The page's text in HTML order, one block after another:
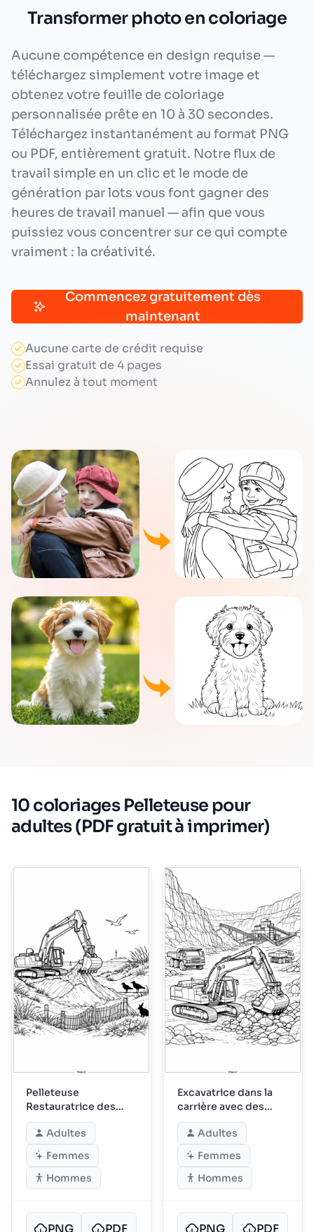
Transformer photo en coloriage
Aucune compétence en design requise —
téléchargez simplement votre image et
obtenez votre feuille de coloriage
personnalisée prête en 10 à 30 secondes.
Téléchargez instantanément au format PNG
ou PDF, entièrement gratuit. Notre flux de
travail simple en un clic et le mode de
génération par lots vous font gagner des
heures de travail manuel — afin que vous
puissiez vous concentrer sur ce qui compte
vraiment : la créativité.
Commencez gratuitement dès
maintenant
Aucune carte de crédit requise
Essai gratuit de 4 pages
Annulez à tout moment
10 coloriages Pelleteuse pour
adultes (PDF gratuit à imprimer)
Pelleteuse
Restauratrice des
Dunes Côtières
Adultes
Femmes
Hommes
PNG PDF
Excavatrice dans la
carrière avec des
parois rocheuses
Adultes
Femmes
Hommes
PNG PDF